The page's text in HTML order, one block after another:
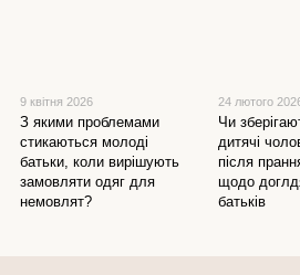
9 квітня 2026
З якими проблемами
стикаються молоді
батьки, коли вирішують
замовляти одяг для
немовлят?
24 лютого
Чи
дитячі
після
щодо
батьків